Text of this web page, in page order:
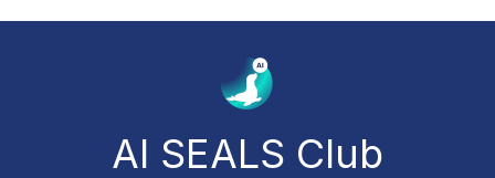
AI SEALS Club